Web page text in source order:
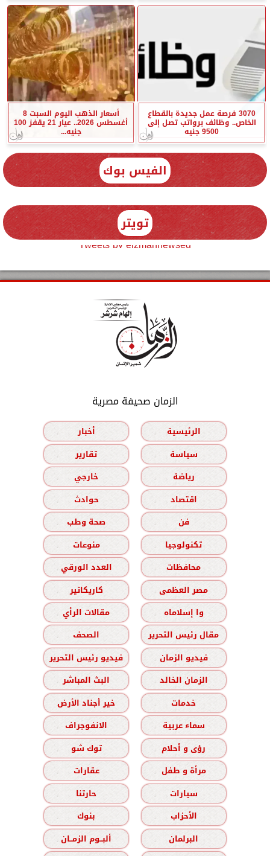
3070 فرصة عمل جديدة بالقطاع
الخاص.. وظائف برواتب تصل إلى
9500 جنيه
أسعار الذهب اليوم السبت 8
أغسطس 2026.. عيار 21 يقفز 100
جنيه...
الفيس بوك
تويتر
Tweets by elzmannewseg
الزمان صحيفة مصرية
الرئيسية
أخبار
سياسة
تقارير
رياضة
خارجي
اقتصاد
حوادث
فن
صحة وطب
تكنولوجيا
منوعات
محافظات
العدد الورقي
مصر العظمى
كاريكاتير
وا إسلاماه
مقالات الرأي
مقال رئيس التحرير
الصحف
فيديو الزمان
فيديو رئيس التحرير
الزمان الخالد
البث المباشر
خدمات
خير أجناد الأرض
سماء عربية
الانفوجراف
رؤى و أحلام
توك شو
مرأة و طفل
عقارات
سيارات
حارتنا
الأحزاب
بنوك
البرلمان
ألبــوم الزمــان